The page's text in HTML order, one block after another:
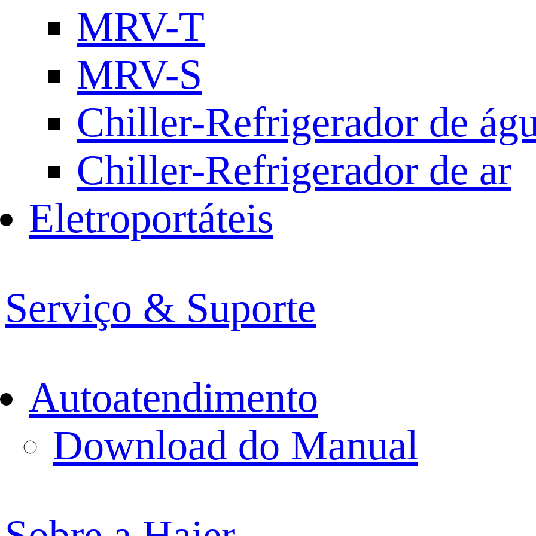
MRV-T
MRV-S
Chiller-Refrigerador de
Chiller-Refrigerador de ar
Eletroportáteis
Serviço & Suporte
Autoatendimento
Download do Manual